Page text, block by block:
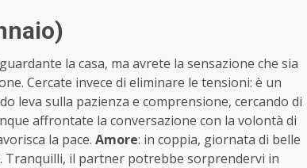
la casa, ma avrete la sensazione che sia
Cercate invece di eliminare le tensioni: è un
sulla pazienza e comprensione, cercando di
affrontate la conversazione con la volontà di
la pace. Amore: in coppia, giornata di belle
Tranquilli, il partner potrebbe sorprendervi in